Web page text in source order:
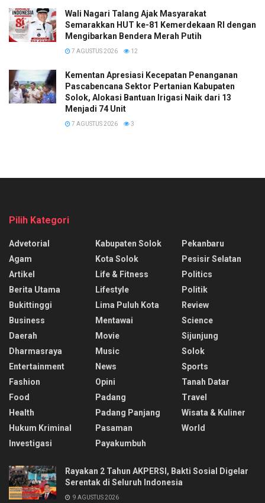
Wali Nagari Talang Ajak Masyarakat
Semarakkan HUT ke-81 Kemerdekaan RI dengan
Mengibarkan Bendera Merah Putih
7 AGUSTUS 2026 12
Kementan Apresiasi Kecepatan Penanganan
Pascabencana Sektor Pertanian Kabupaten
Solok, Alokasi Bantuan Irigasi Naik dari 13
Menjadi 74 Unit
7 AGUSTUS 2026 3
Pilih Kategori
Advetorial
Agam
Artikel
Berita Utama
Bukittinggi
Business
Daerah
Dharmasraya
Entertainment
Fashion
Food
Health
Hukum Kriminal
Investigasi
Kabupaten Solok
Kota Solok
Life & Fitness
Lifestyle
Lima Puluh Kota
Mentawai
Movie
Music
News
Opini
Padang
Padang Panjang
Pasaman
Payakumbuh
Pekanbaru
Pesisir Selatan
Politics
Politik
Review
Science
Sijunjung
Solok
Sports
Tanah Datar
Travel
Wisata & Kuliner
World
Rayakan 2 Tahun AKPERSI, Bakti Sosial Digelar
Serentak di Seluruh Indonesia
9 AGUSTUS 2026